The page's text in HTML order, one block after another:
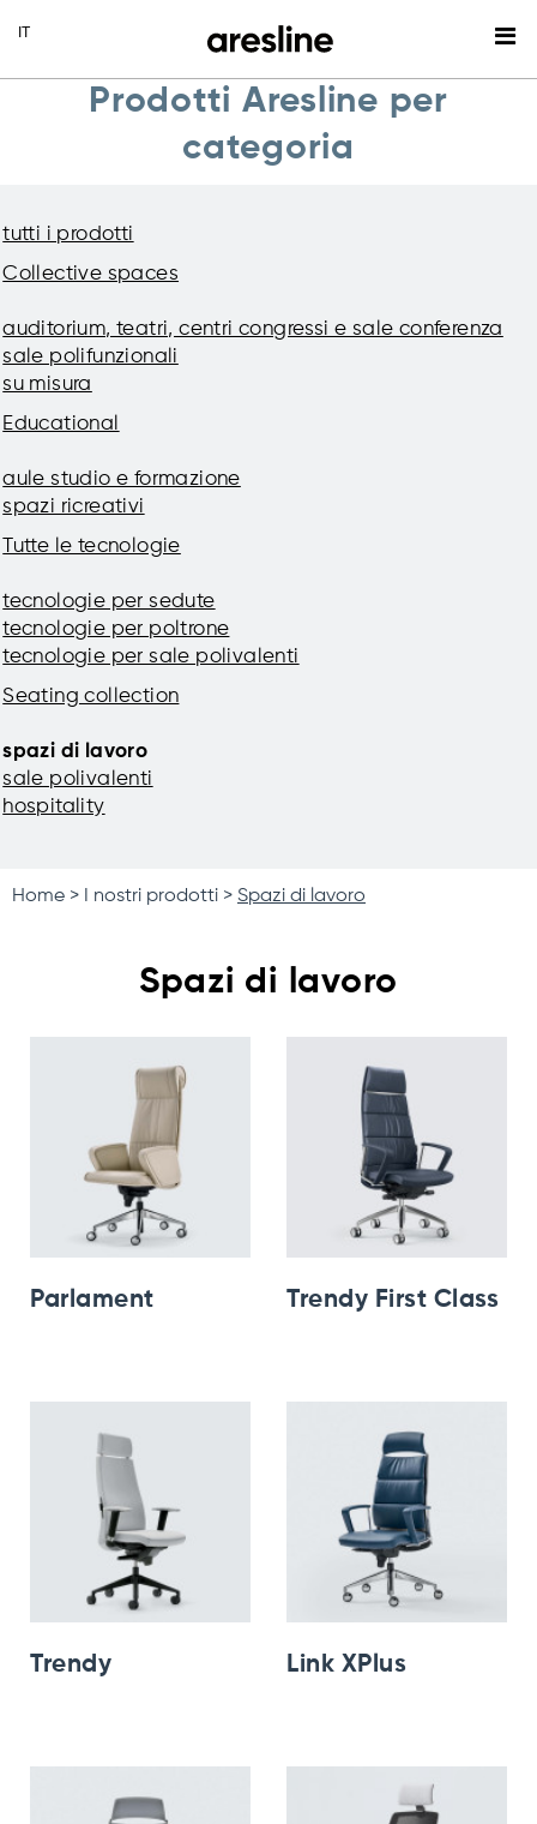
Prodotti Aresline per
categoria
tutti i prodotti
Collective spaces
auditorium, teatri, centri congressi e sale conferenza
sale polifunzionali
su misura
Educational
aule studio e formazione
spazi ricreativi
Tutte le tecnologie
tecnologie per sedute
tecnologie per poltrone
tecnologie per sale polivalenti
Seating collection
spazi di lavoro
sale polivalenti
hospitality
Home I nostri prodotti Spazi di lavoro
Spazi di lavoro
Parlament Trendy First Class
Trendy Link XPlus